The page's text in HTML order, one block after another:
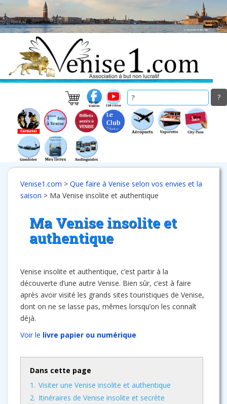
to
main
Venise1.com > Que faire à Venise selon vos envies et la
saison > Ma Venise insolite et authentique
Ma Venise insolite et
authentique
Venise insolite et authentique, c’est partir à la
découverte d’une autre Venise. Bien sûr, c’est à faire
après avoir visité les grands sites touristiques de Venise,
dont on ne se lasse pas, mêmes lorsqu’on les connaît
déjà.
Voir le livre papier ou numérique
Dans cette page
1. Visiter une Venise insolite et authentique
2. Itinéraires de Venise insolite et secrète